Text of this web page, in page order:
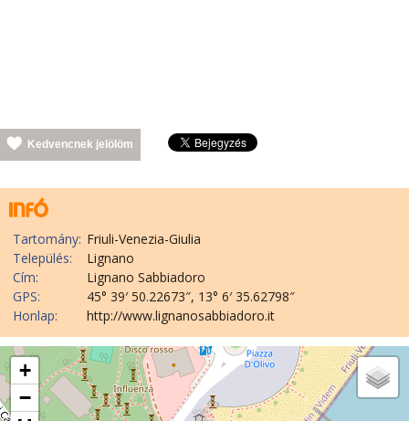
Kedvencnek jelölöm
Tartomány: Friuli-Venezia-Giulia
Település:
Lignano
Cím:
Lignano Sabbiadoro
GPS:
45° 39′ 50.22673″, 13° 6′ 35.62798″
Honlap:
http://www.lignanosabbiadoro.it
+
−